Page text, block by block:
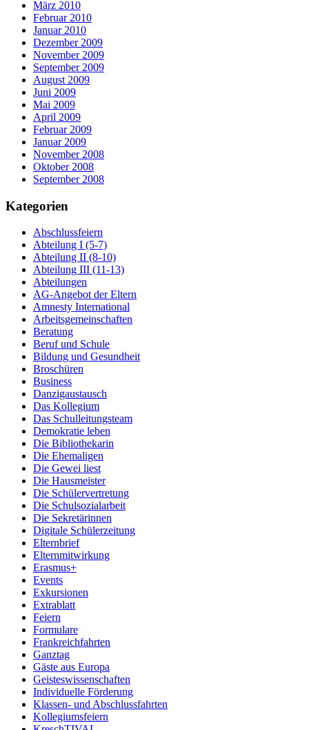
März 2010
Februar 2010
Januar 2010
Dezember 2009
November 2009
September 2009
August 2009
Juni 2009
Mai 2009
April 2009
Februar 2009
Januar 2009
November 2008
Oktober 2008
September 2008
Kategorien
Abschlussfeiern
Abteilung I (5-7)
Abteilung II (8-10)
Abteilung III (11-13)
Abteilungen
AG-Angebot der Eltern
Amnesty International
Arbeitsgemeinschaften
Beratung
Beruf und Schule
Bildung und Gesundheit
Broschüren
Business
Danzigaustausch
Das Kollegium
Das Schulleitungsteam
Demokratie leben
Die Bibliothekarin
Die Ehemaligen
Die Gewei liest
Die Hausmeister
Die Schülervertretung
Die Schulsozialarbeit
Die Sekretärinnen
Digitale Schülerzeitung
Elternbrief
Elternmitwirkung
Erasmus+
Events
Exkursionen
Extrablatt
Feiern
Formulare
Frankreichfahrten
Ganztag
Gäste aus Europa
Geisteswissenschaften
Individuelle Förderung
Klassen- und Abschlussfahrten
Kollegiumsfeiern